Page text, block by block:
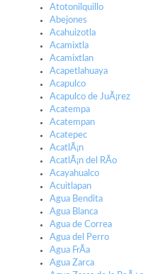
Atotonilquillo
Abejones
Acahuizotla
Acamixtla
Acamixtlan
Acapetlahuaya
Acapulco
Acapulco de JuÃ¡rez
Acatempa
Acatempan
Acatepec
AcatlÃ¡n
AcatlÃ¡n del RÃ­o
Acayahualco
Acuitlapan
Agua Bendita
Agua Blanca
Agua de Correa
Agua del Perro
Agua FrÃ­a
Agua Zarca